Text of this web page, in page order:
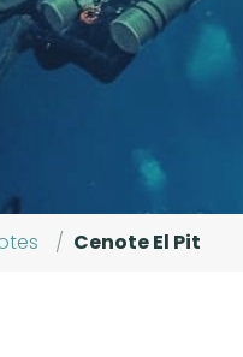
/ Cenote El Pit